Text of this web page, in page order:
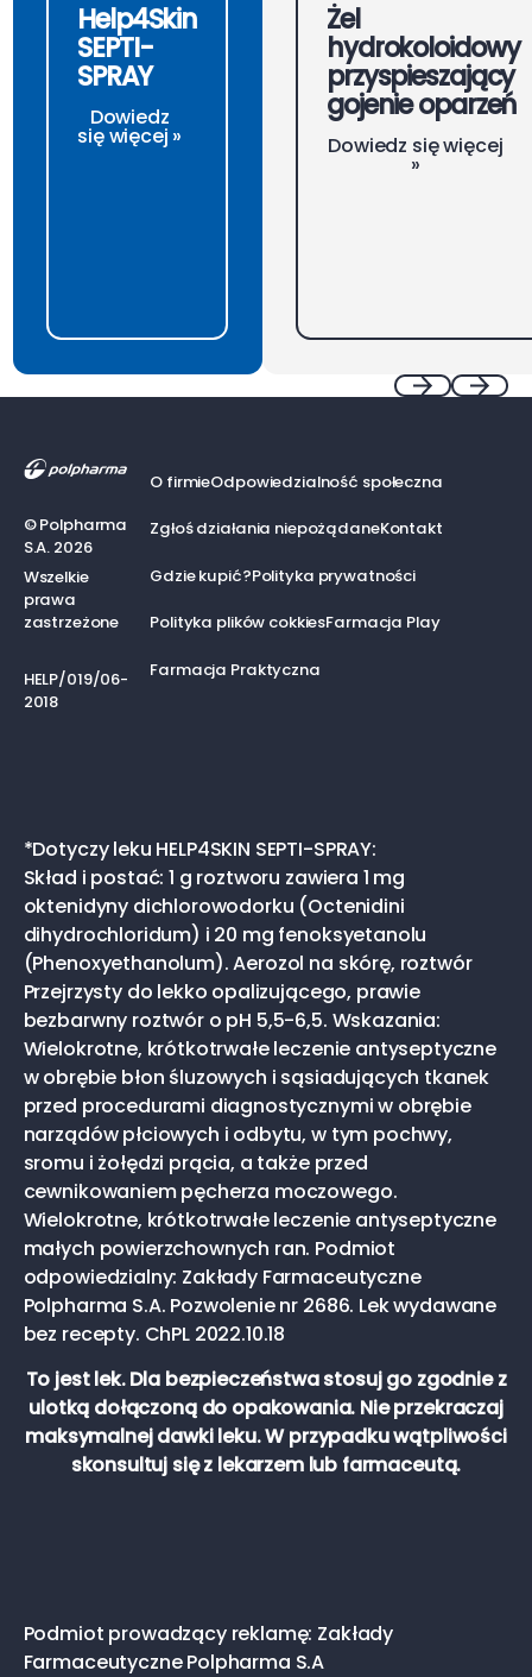
Help4Skin
SEPTI-
SPRAY
Dowiedz
się więcej »
Żel
hydrokoloidowy
przyspieszający
gojenie oparzeń
Dowiedz się więcej
»
©Polpharma
S.A. 2026
Wszelkie
prawa
zastrzeżone
HELP/019/06-
2018
O firmieOdpowiedzialność społeczna
Zgłoś działania niepożądaneKontakt
Gdzie kupić?Polityka prywatności
Polityka plików cokkiesFarmacja Play
Farmacja Praktyczna
*Dotyczy leku HELP4SKIN SEPTI-SPRAY:
Skład i postać: 1 g roztworu zawiera 1 mg
oktenidyny dichlorowodorku (Octenidini
dihydrochloridum) i 20 mg fenoksyetanolu
(Phenoxyethanolum). Aerozol na skórę, roztwór
Przejrzysty do lekko opalizującego, prawie
bezbarwny roztwór o pH 5,5-6,5. Wskazania:
Wielokrotne, krótkotrwałe leczenie antyseptyczne
w obrębie błon śluzowych i sąsiadujących tkanek
przed procedurami diagnostycznymi w obrębie
narządów płciowych i odbytu, w tym pochwy,
sromu i żołędzi prącia, a także przed
cewnikowaniem pęcherza moczowego.
Wielokrotne, krótkotrwałe leczenie antyseptyczne
małych powierzchownych ran. Podmiot
odpowiedzialny: Zakłady Farmaceutyczne
Polpharma S.A. Pozwolenie nr 2686. Lek wydawane
bez recepty. ChPL 2022.10.18
To jest lek. Dla bezpieczeństwa stosuj go zgodnie z
ulotką dołączoną do opakowania. Nie przekraczaj
maksymalnej dawki leku. W przypadku wątpliwości
skonsultuj się z lekarzem lub farmaceutą.
Podmiot prowadzący reklamę: Zakłady
Farmaceutyczne Polpharma S.A